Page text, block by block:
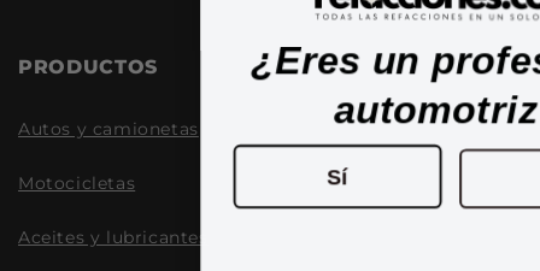
PRODUCTOS
Autos y camionetas
Motocicletas
Aceites y lubricantes
¿Eres un
Sí